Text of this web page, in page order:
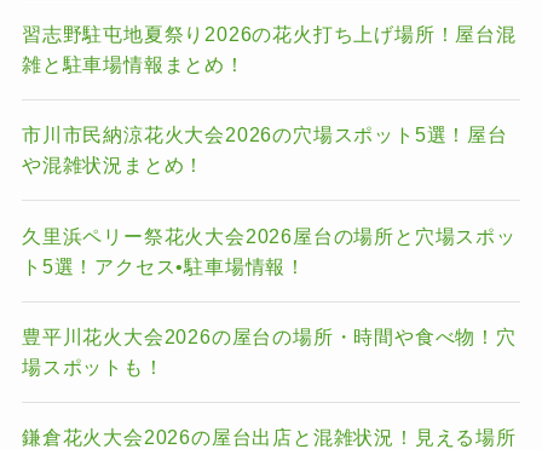
習志野駐屯地夏祭り2026の花火打ち上げ場所！屋台混
雑と駐車場情報まとめ！
市川市民納涼花火大会2026の穴場スポット5選！屋台
や混雑状況まとめ！
久里浜ペリー祭花火大会2026屋台の場所と穴場スポッ
ト5選！アクセス•駐車場情報！
豊平川花火大会2026の屋台の場所・時間や食べ物！穴
場スポットも！
鎌倉花火大会2026の屋台出店と混雑状況！見える場所